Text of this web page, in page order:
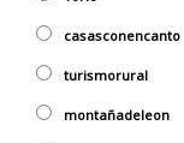
casasconencanto
turismorural
montañadeleon